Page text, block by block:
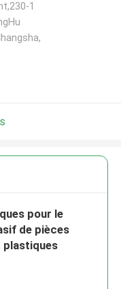
1
pour le
de pièces
plastiques